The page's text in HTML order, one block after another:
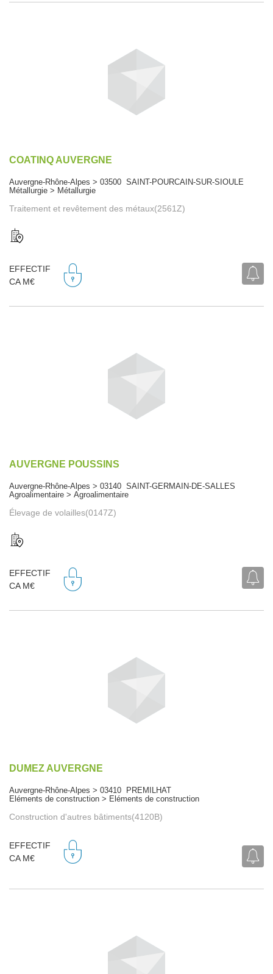
COATINQ AUVERGNE
Auvergne-Rhône-Alpes > 03500 SAINT-POURCAIN-SUR-SIOULE
Métallurgie > Métallurgie
Traitement et revêtement des métaux(2561Z)
EFFECTIF
CA M€
AUVERGNE POUSSINS
Auvergne-Rhône-Alpes > 03140 SAINT-GERMAIN-DE-SALLES
Agroalimentaire > Agroalimentaire
Élevage de volailles(0147Z)
EFFECTIF
CA M€
DUMEZ AUVERGNE
Auvergne-Rhône-Alpes > 03410 PREMILHAT
Eléments de construction > Eléments de construction
Construction d'autres bâtiments(4120B)
EFFECTIF
CA M€